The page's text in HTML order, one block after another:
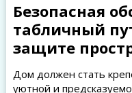
Безопасная
табличный
защите
Дом должен стать
уютной и